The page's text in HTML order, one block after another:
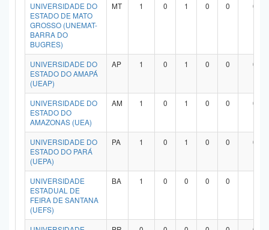
UNIVERSIDADE DO
ESTADO DE MATO
GROSSO (UNEMAT-
BARRA DO
BUGRES)
MT 1 0 1 0 0 0
UNIVERSIDADE DO
ESTADO DO AMAPÁ
(UEAP)
AP 1 0 1 0 0 0
UNIVERSIDADE DO
ESTADO DO
AMAZONAS (UEA)
AM 1 0 1 0 0 0
UNIVERSIDADE DO
ESTADO DO PARÁ
(UEPA)
PA 1 0 1 0 0 0
UNIVERSIDADE
ESTADUAL DE
FEIRA DE SANTANA
(UEFS)
BA 1 0 0 0 0